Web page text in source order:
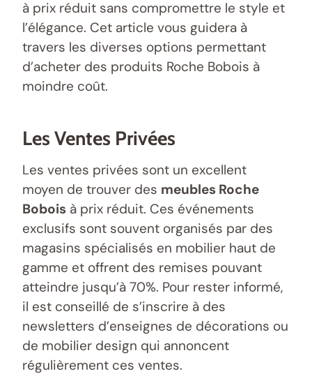
à prix réduit sans compromettre le style et
l’élégance. Cet article vous guidera à
travers les diverses options permettant
d’acheter des produits Roche Bobois à
moindre coût.
Les Ventes Privées
Les ventes privées sont un excellent
moyen de trouver des meubles Roche
Bobois à prix réduit. Ces événements
exclusifs sont souvent organisés par des
magasins spécialisés en mobilier haut de
gamme et offrent des remises pouvant
atteindre jusqu’à 70%. Pour rester informé,
il est conseillé de s’inscrire à des
newsletters d’enseignes de décorations ou
de mobilier design qui annoncent
régulièrement ces ventes.